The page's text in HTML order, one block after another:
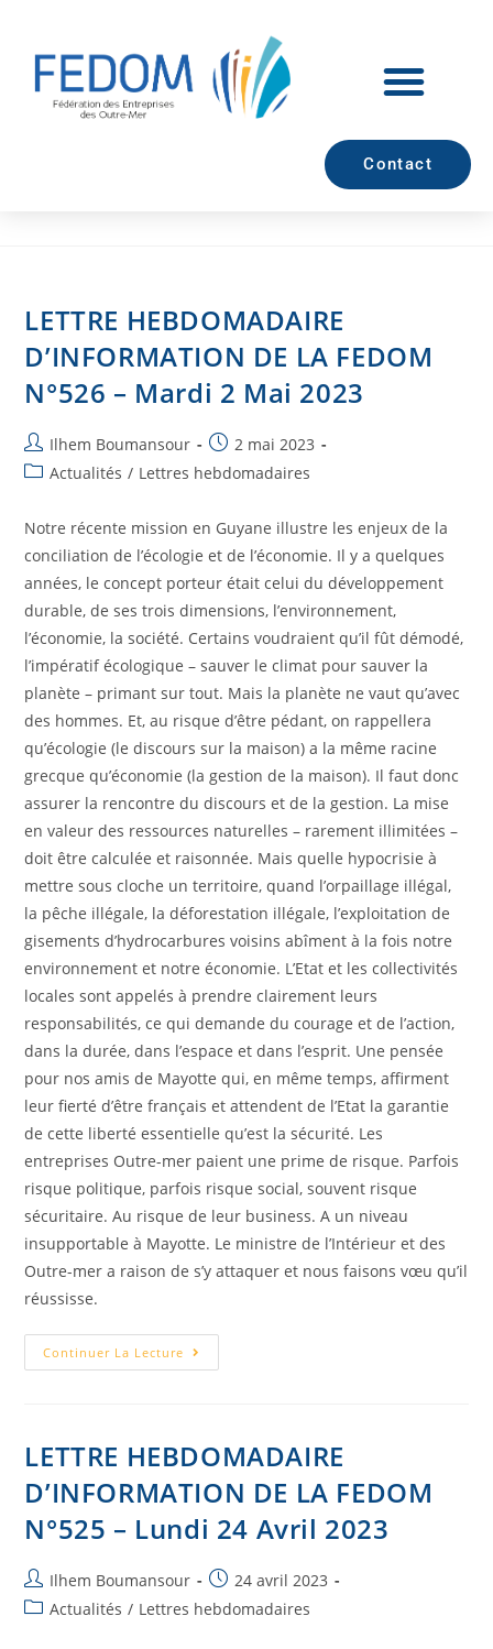
Contact
LETTRE HEBDOMADAIRE
D’INFORMATION DE LA FEDOM
N°526 – Mardi 2 Mai 2023
Ilhem Boumansour
2 mai 2023
Actualités / Lettres hebdomadaires
Notre récente mission en Guyane illustre les enjeux de la
conciliation de l’écologie et de l’économie. Il y a quelques
années, le concept porteur était celui du développement
durable, de ses trois dimensions, l’environnement,
l’économie, la société. Certains voudraient qu’il fût démodé,
l’impératif écologique – sauver le climat pour sauver la
planète – primant sur tout. Mais la planète ne vaut qu’avec
des hommes. Et, au risque d’être pédant, on rappellera
qu’écologie (le discours sur la maison) a la même racine
grecque qu’économie (la gestion de la maison). Il faut donc
assurer la rencontre du discours et de la gestion. La mise
en valeur des ressources naturelles – rarement illimitées –
doit être calculée et raisonnée. Mais quelle hypocrisie à
mettre sous cloche un territoire, quand l’orpaillage illégal,
la pêche illégale, la déforestation illégale, l’exploitation de
gisements d’hydrocarbures voisins abîment à la fois notre
environnement et notre économie. L’Etat et les collectivités
locales sont appelés à prendre clairement leurs
responsabilités, ce qui demande du courage et de l’action,
dans la durée, dans l’espace et dans l’esprit. Une pensée
pour nos amis de Mayotte qui, en même temps, affirment
leur fierté d’être français et attendent de l’Etat la garantie
de cette liberté essentielle qu’est la sécurité. Les
entreprises Outre-mer paient une prime de risque. Parfois
risque politique, parfois risque social, souvent risque
sécuritaire. Au risque de leur business. A un niveau
insupportable à Mayotte. Le ministre de l’Intérieur et des
Outre-mer a raison de s’y attaquer et nous faisons vœu qu’il
réussisse.
Continuer La Lecture
LETTRE HEBDOMADAIRE
D’INFORMATION DE LA FEDOM
N°525 – Lundi 24 Avril 2023
Ilhem Boumansour
24 avril 2023
Actualités / Lettres hebdomadaires